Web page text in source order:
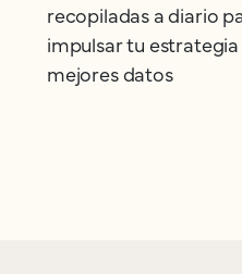
recopiladas a diario
impulsar tu
mejores datos